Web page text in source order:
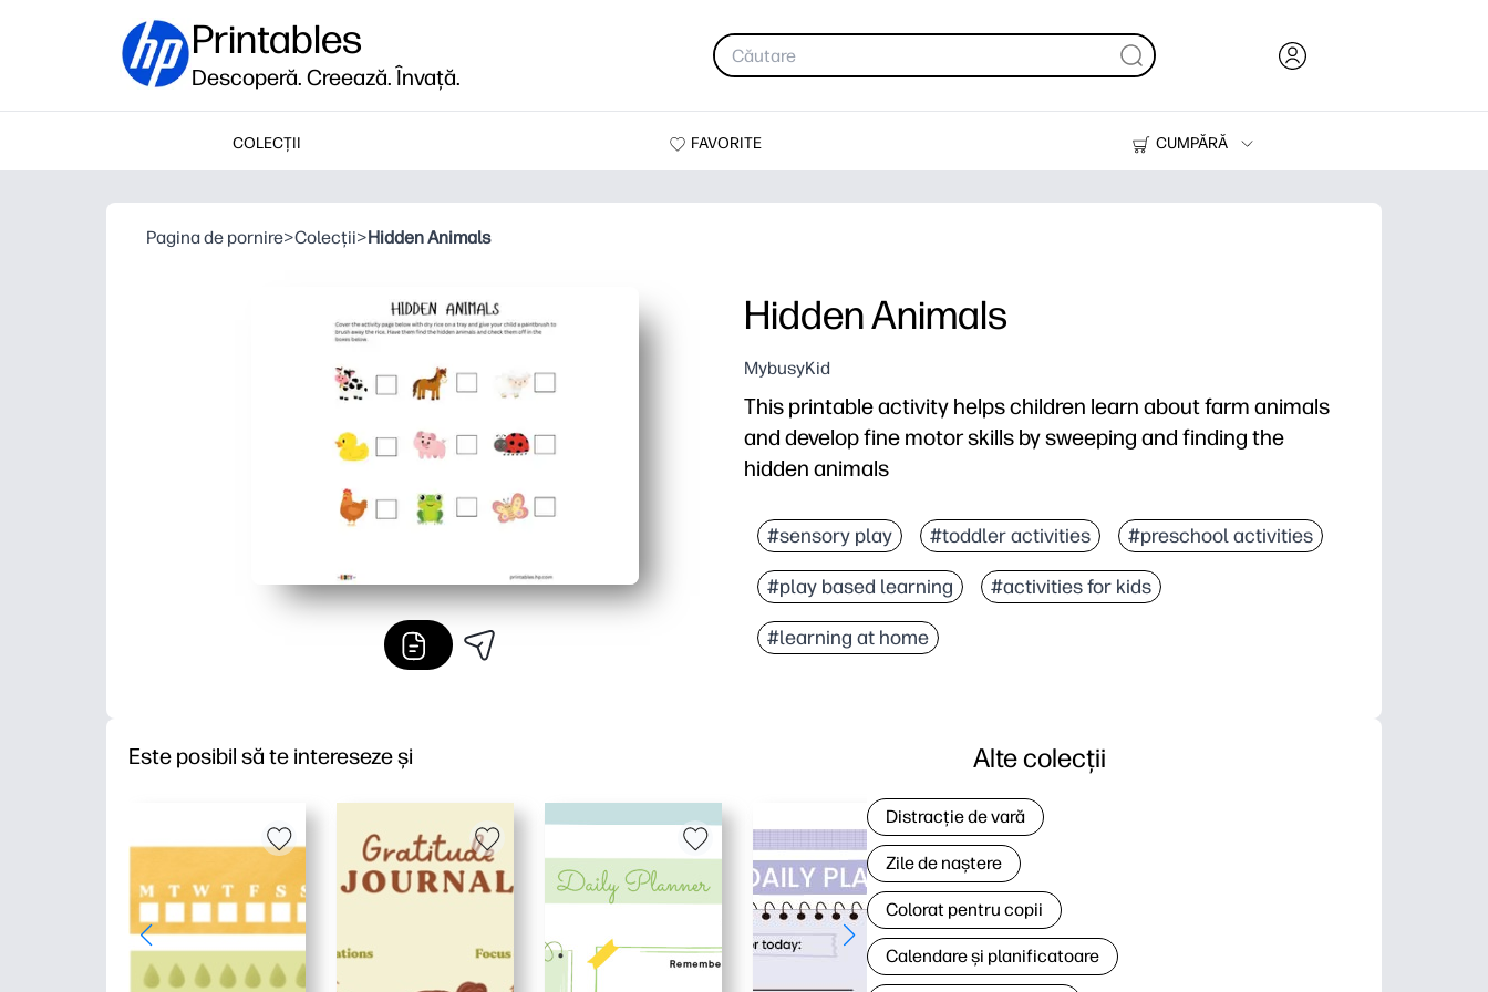
Printables
Descoperă. Creează. Învață.
COLECȚII FAVORITE
CUMPĂRĂ
Imprimante
Pagina de pornire>Colecții>Hidden Animals
Hidden Animals
MybusyKid
This printable activity helps children learn about farm animals
and develop fine motor skills by sweeping and finding the
hidden animals
#sensory play #toddler activities #preschool activities
#play based learning #activities for kids
#learning at home
Este posibil să te intereseze și Alte colecții
Distracție de vară
Zile de naștere
Colorat pentru copii
Calendare și planificatoare